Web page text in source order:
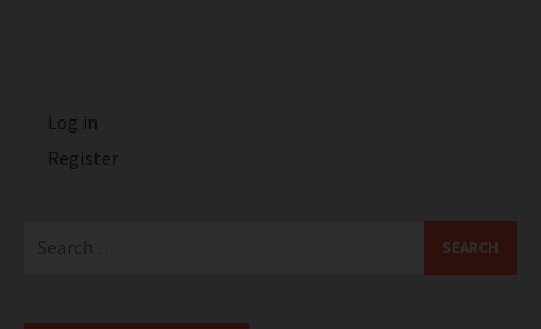
Log in
Register
for: